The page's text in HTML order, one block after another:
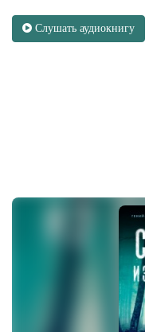
Слушать аудиокнигу